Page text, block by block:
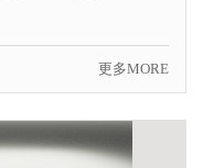
更多MORE